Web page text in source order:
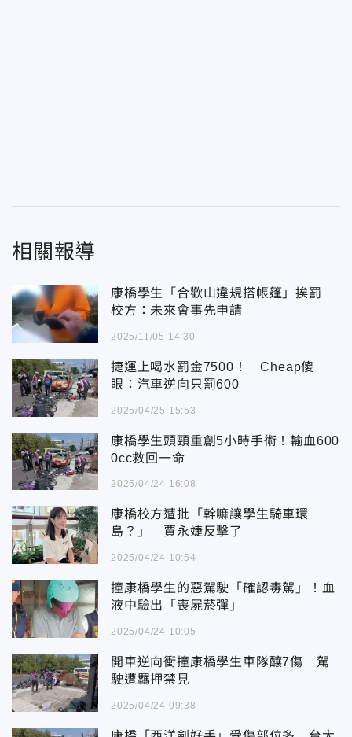
相關報導
康橋學生「合歡山違規搭帳篷」挨罰
校方：未來會事先申請
2025/11/05 14:30
捷運上喝水罰金7500！ Cheap傻
眼：汽車逆向只罰600
2025/04/25 15:53
康橋學生頭頸重創5小時手術！輸血600
0cc救回一命
2025/04/24 16:08
康橋校方遭批「幹嘛讓學生騎車環
島？」 賈永婕反擊了
2025/04/24 10:54
撞康橋學生的惡駕駛「確認毒駕」！血
液中驗出「喪屍菸彈」
2025/04/24 10:05
開車逆向衝撞康橋學生車隊釀7傷 駕
駛遭羈押禁見
2025/04/24 09:38